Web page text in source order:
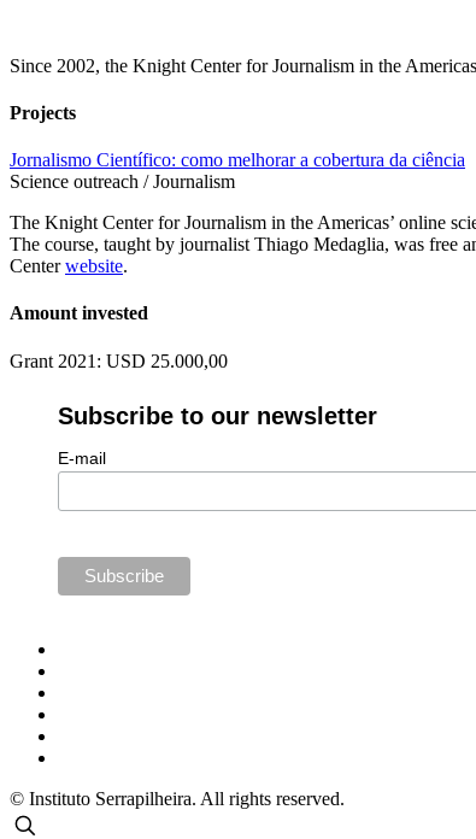
Since 2002, the Knight Center for Journalism in the
Projects
Jornalismo Científico: como melhorar a cobertura da ciência
Science outreach / Journalism
The Knight Center for Journalism in the Americas’ online
The course, taught by journalist Thiago Medaglia, was free
Centerwebsite.
Amount invested
Grant 2021: USD 25.000,00
Subscribe to our newsletter
E-mail
© Instituto Serrapilheira. All rights reserved.